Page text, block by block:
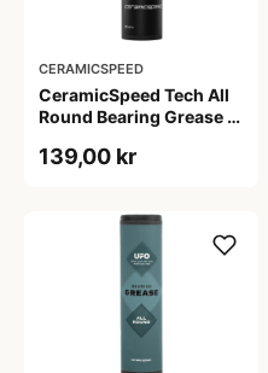
CERAMICSPEED
CeramicSpeed Tech All
Round Bearing Grease -
139,00 kr